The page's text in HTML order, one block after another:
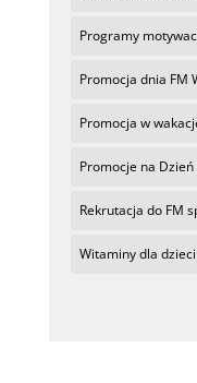
Programy
Promocja dnia FM
Promocja w
Promocje na
Rekrutacja do FM
Witaminy dla dzieci